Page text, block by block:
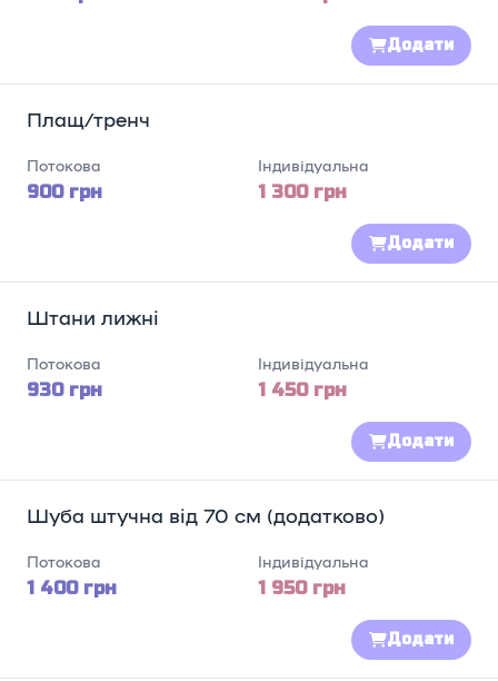
Додати
Плащ/тренч
Потокова
900 грн
Індивідуальна
1 300 грн
Додати
Штани лижні
Потокова
930 грн
Індивідуальна
1 450 грн
Додати
Шуба штучна від 70 см (додатково)
Потокова
1 400 грн
Індивідуальна
1 950 грн
Додати